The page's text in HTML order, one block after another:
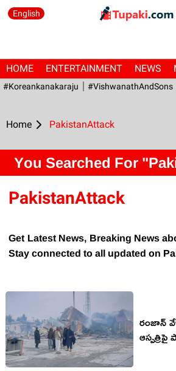
English
HOME ENTERTAINMENT NEWS
#Koreankanakaraju #VishwanathAndSons
Home PakistanAttack
You Searched For
PakistanAttack
Get Latest News, Breaking News
Stay connected to all updated on
రంజాన్